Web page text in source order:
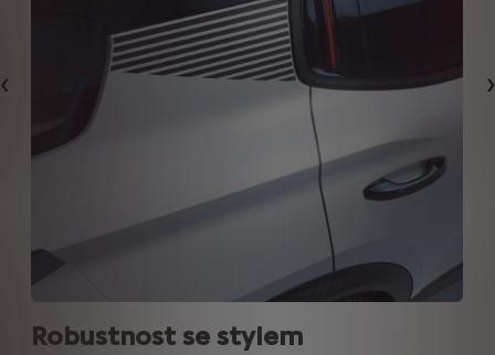
Předchozí
Robustnost se stylem